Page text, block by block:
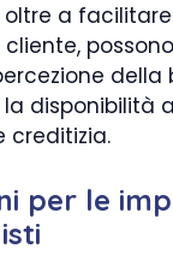
oltre a
della
disponibilità
creditizia.
per le